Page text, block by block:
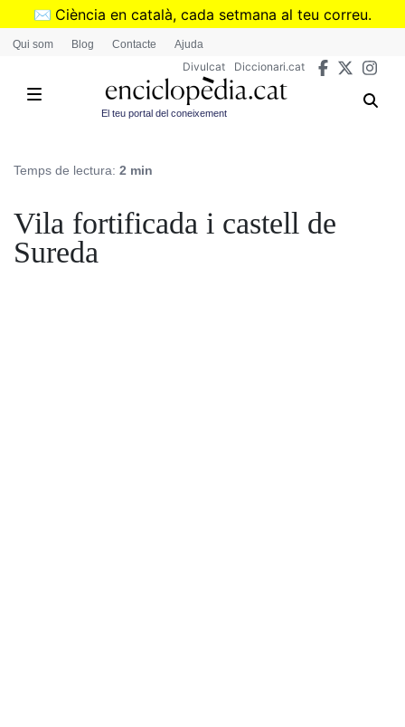
Vés
✉️ Ciència en català, cada setmana al teu correu.
➜Subscriu-te al butlletí de Divulcat
Qui som Blog Contacte Ajuda
Divulcat Diccionari.cat
El teu portal del coneixement
Temps de lectura: 2 min
Vila fortificada i castell de
Sureda